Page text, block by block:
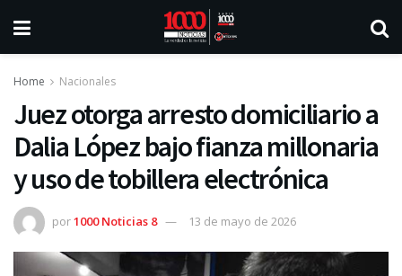
Home Nacionales
Juez otorga arresto domiciliario a
Dalia López bajo fianza millonaria
y uso de tobillera electrónica
por1000 Noticias 8 13 de mayo de 2026